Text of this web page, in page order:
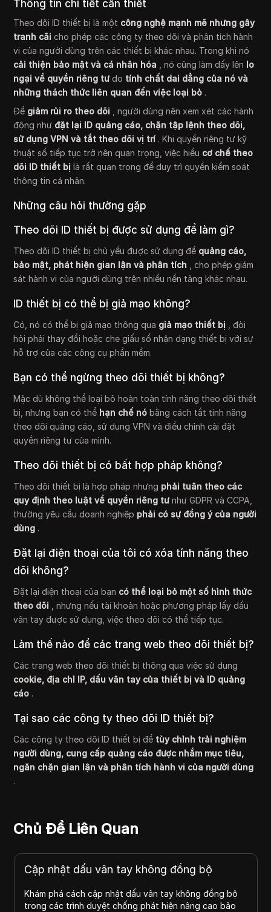
Thông tin chi tiết cần thiết
Theo dõi ID thiết bị là một công nghệ mạnh mẽ nhưng gây
tranh cãicho phép các công ty theo dõi và phân tích hành
vi của người dùng trên các thiết bị khác nhau. Trong khi nó
cải thiện bảo mật và cá nhân hóa
, nó cũng làm dấy lên lo
ngại về quyền riêng tưdo tính chất dai dẳng của nó và
những thách thức liên quan đến việc loại bỏ .
Để giảm rủi ro theo dõi
, người dùng nên xem xét các hành
động như đặt lại ID quảng cáo, chặn tập lệnh theo dõi,
sử dụng VPN và tắt theo dõi vị trí . Khi quyền riêng tư kỹ
thuật số tiếp tục trở nên quan trọng, việc hiểu cơ chế theo
dõi ID thiết bịlà rất quan trọng để duy trì quyền kiểm soát
thông tin cá nhân.
Những câu hỏi thường gặp
Theo dõi ID thiết bị được sử dụng để làm gì?
Theo dõi ID thiết bị chủ yếu được sử dụng để quảng cáo,
bảo mật, phát hiện gian lận và phân tích
, cho phép giám
sát hành vi của người dùng trên nhiều nền tảng khác nhau.
ID thiết bị có thể bị giả mạo không?
Có, nó có thể bị giả mạo thông qua giả mạo thiết bị
, đòi
hỏi phải thay đổi hoặc che giấu số nhận dạng thiết bị với sự
hỗ trợ của các công cụ phần mềm.
Bạn có thể ngừng theo dõi thiết bị không?
Mặc dù không thể loại bỏ hoàn toàn tính năng theo dõi thiết
bị, nhưng bạn có thể hạn chế nóbằng cách tắt tính năng
theo dõi quảng cáo, sử dụng VPN và điều chỉnh cài đặt
quyền riêng tư của mình.
Theo dõi thiết bị có bất hợp pháp không?
Theo dõi thiết bị là hợp pháp nhưng phải tuân theo các
quy định theo luật về quyền riêng tưnhư GDPR và CCPA,
thường yêu cầu doanh nghiệp phải có sự đồng ý của người
dùng .
Đặt lại điện thoại của tôi có xóa tính năng theo
dõi không?
Đặt lại điện thoại của bạn có thể loại bỏ một số hình thức
theo dõi
, nhưng nếu tài khoản hoặc phương pháp lấy dấu
vân tay được sử dụng, việc theo dõi có thể tiếp tục.
Làm thế nào để các trang web theo dõi thiết bị?
Các trang web theo dõi thiết bị thông qua việc sử dụng
cookie, địa chỉ IP, dấu vân tay của thiết bị và ID quảng
cáo .
Tại sao các công ty theo dõi ID thiết bị?
Các công ty theo dõi ID thiết bị để tùy chỉnh trải nghiệm
người dùng, cung cấp quảng cáo được nhắm mục tiêu,
ngăn chặn gian lận và phân tích hành vi của người dùng
.
Chủ Đề Liên Quan
Cập nhật dấu vân tay không đồng bộ
Khám phá cách cập nhật dấu vân tay không đồng bộ
trong các trình duyệt chống phát hiện nâng cao bảo